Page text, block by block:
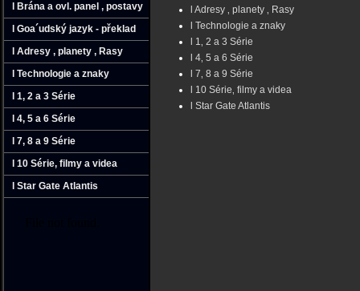
l Brána a ovl. panel ‚ postavy
l Goa´udský jazyk - překlad
l Adresy ‚ planety ‚ Rasy
l Technologie a znaky
l 1‚ 2 a 3 Série
l 4‚ 5 a 6 Série
l 7‚ 8 a 9 Série
l 10 Série‚ filmy a videa
l Star Gate Atlantis
l Adresy ‚ planety ‚ Rasy
l Technologie a znaky
l 1‚ 2 a 3 Série
l 4‚ 5 a 6 Série
l 7‚ 8 a 9 Série
l 10 Série‚ filmy a videa
l Star Gate Atlantis